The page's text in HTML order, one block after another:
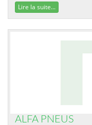
Lire la suite...
ALFA PNEUS